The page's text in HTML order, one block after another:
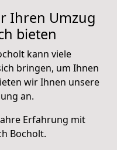
Ihren Umzug
bieten
kann viele
bringen, um Ihnen
wir Ihnen unsere
an.
Erfahrung mit
Bocholt.